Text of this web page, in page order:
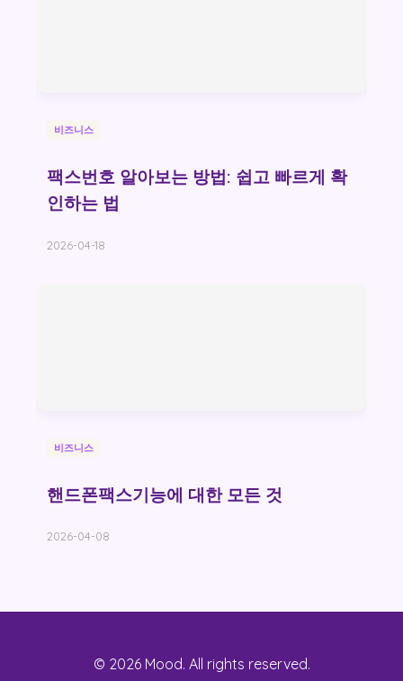
비즈니스
팩스번호 알아보는 방법: 쉽고 빠르게 확
인하는 법
2026-04-18
비즈니스
핸드폰팩스기능에 대한 모든 것
2026-04-08
© 2026 Mood. All rights reserved.